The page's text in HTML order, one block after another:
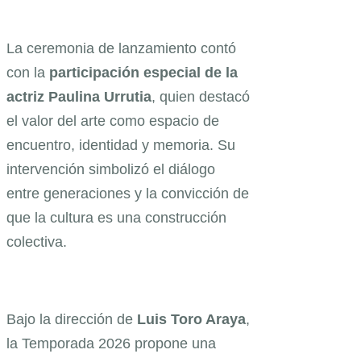
La ceremonia de lanzamiento contó
con la participación especial de la
actriz Paulina Urrutia, quien destacó
el valor del arte como espacio de
encuentro, identidad y memoria. Su
intervención simbolizó el diálogo
entre generaciones y la convicción de
que la cultura es una construcción
colectiva.
Bajo la dirección de Luis Toro Araya,
la Temporada 2026 propone una